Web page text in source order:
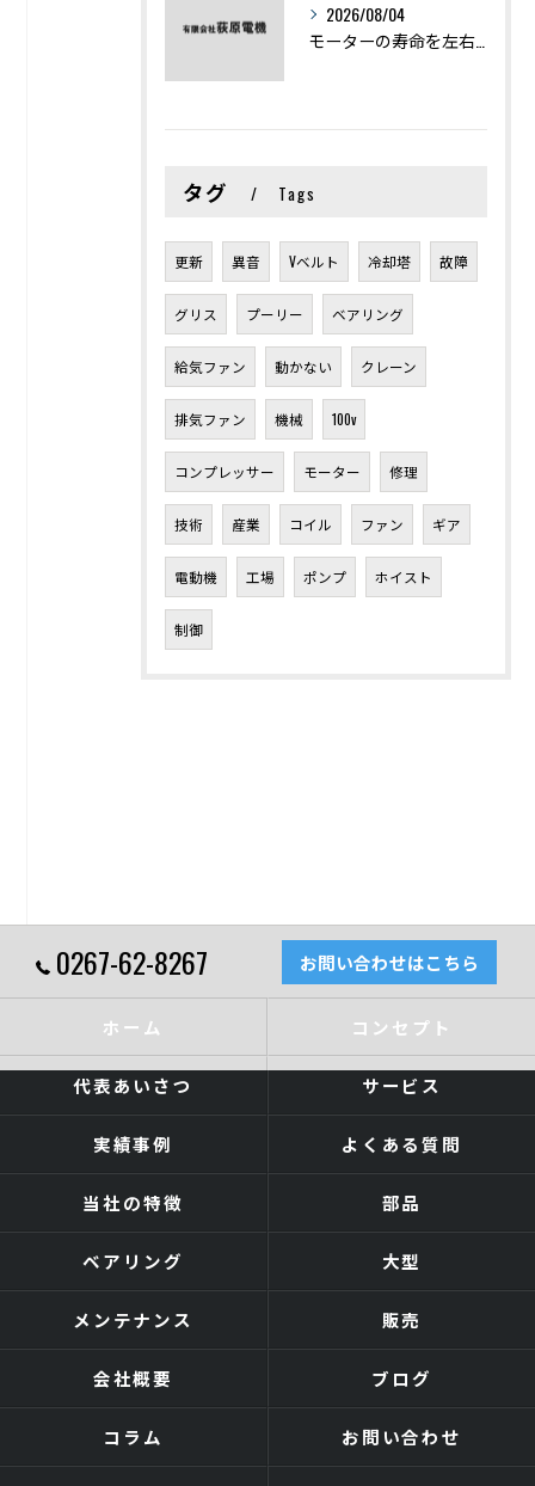
2026/08/04
タグ Tags
更新 異音 Vベルト 冷却塔 故障
グリス プーリー ベアリング
給気ファン 動かない クレーン
排気ファン 機械 100v
コンプレッサー モーター 修理
技術 産業 コイル ファン ギア
電動機 工場 ポンプ ホイスト
制御
0267-62-8267 お問い合わせはこちら
ホーム コンセプト
代表あいさつ サービス
実績事例 よくある質問
当社の特徴 部品
ベアリング 大型
メンテナンス 販売
会社概要 ブログ
コラム お問い合わせ